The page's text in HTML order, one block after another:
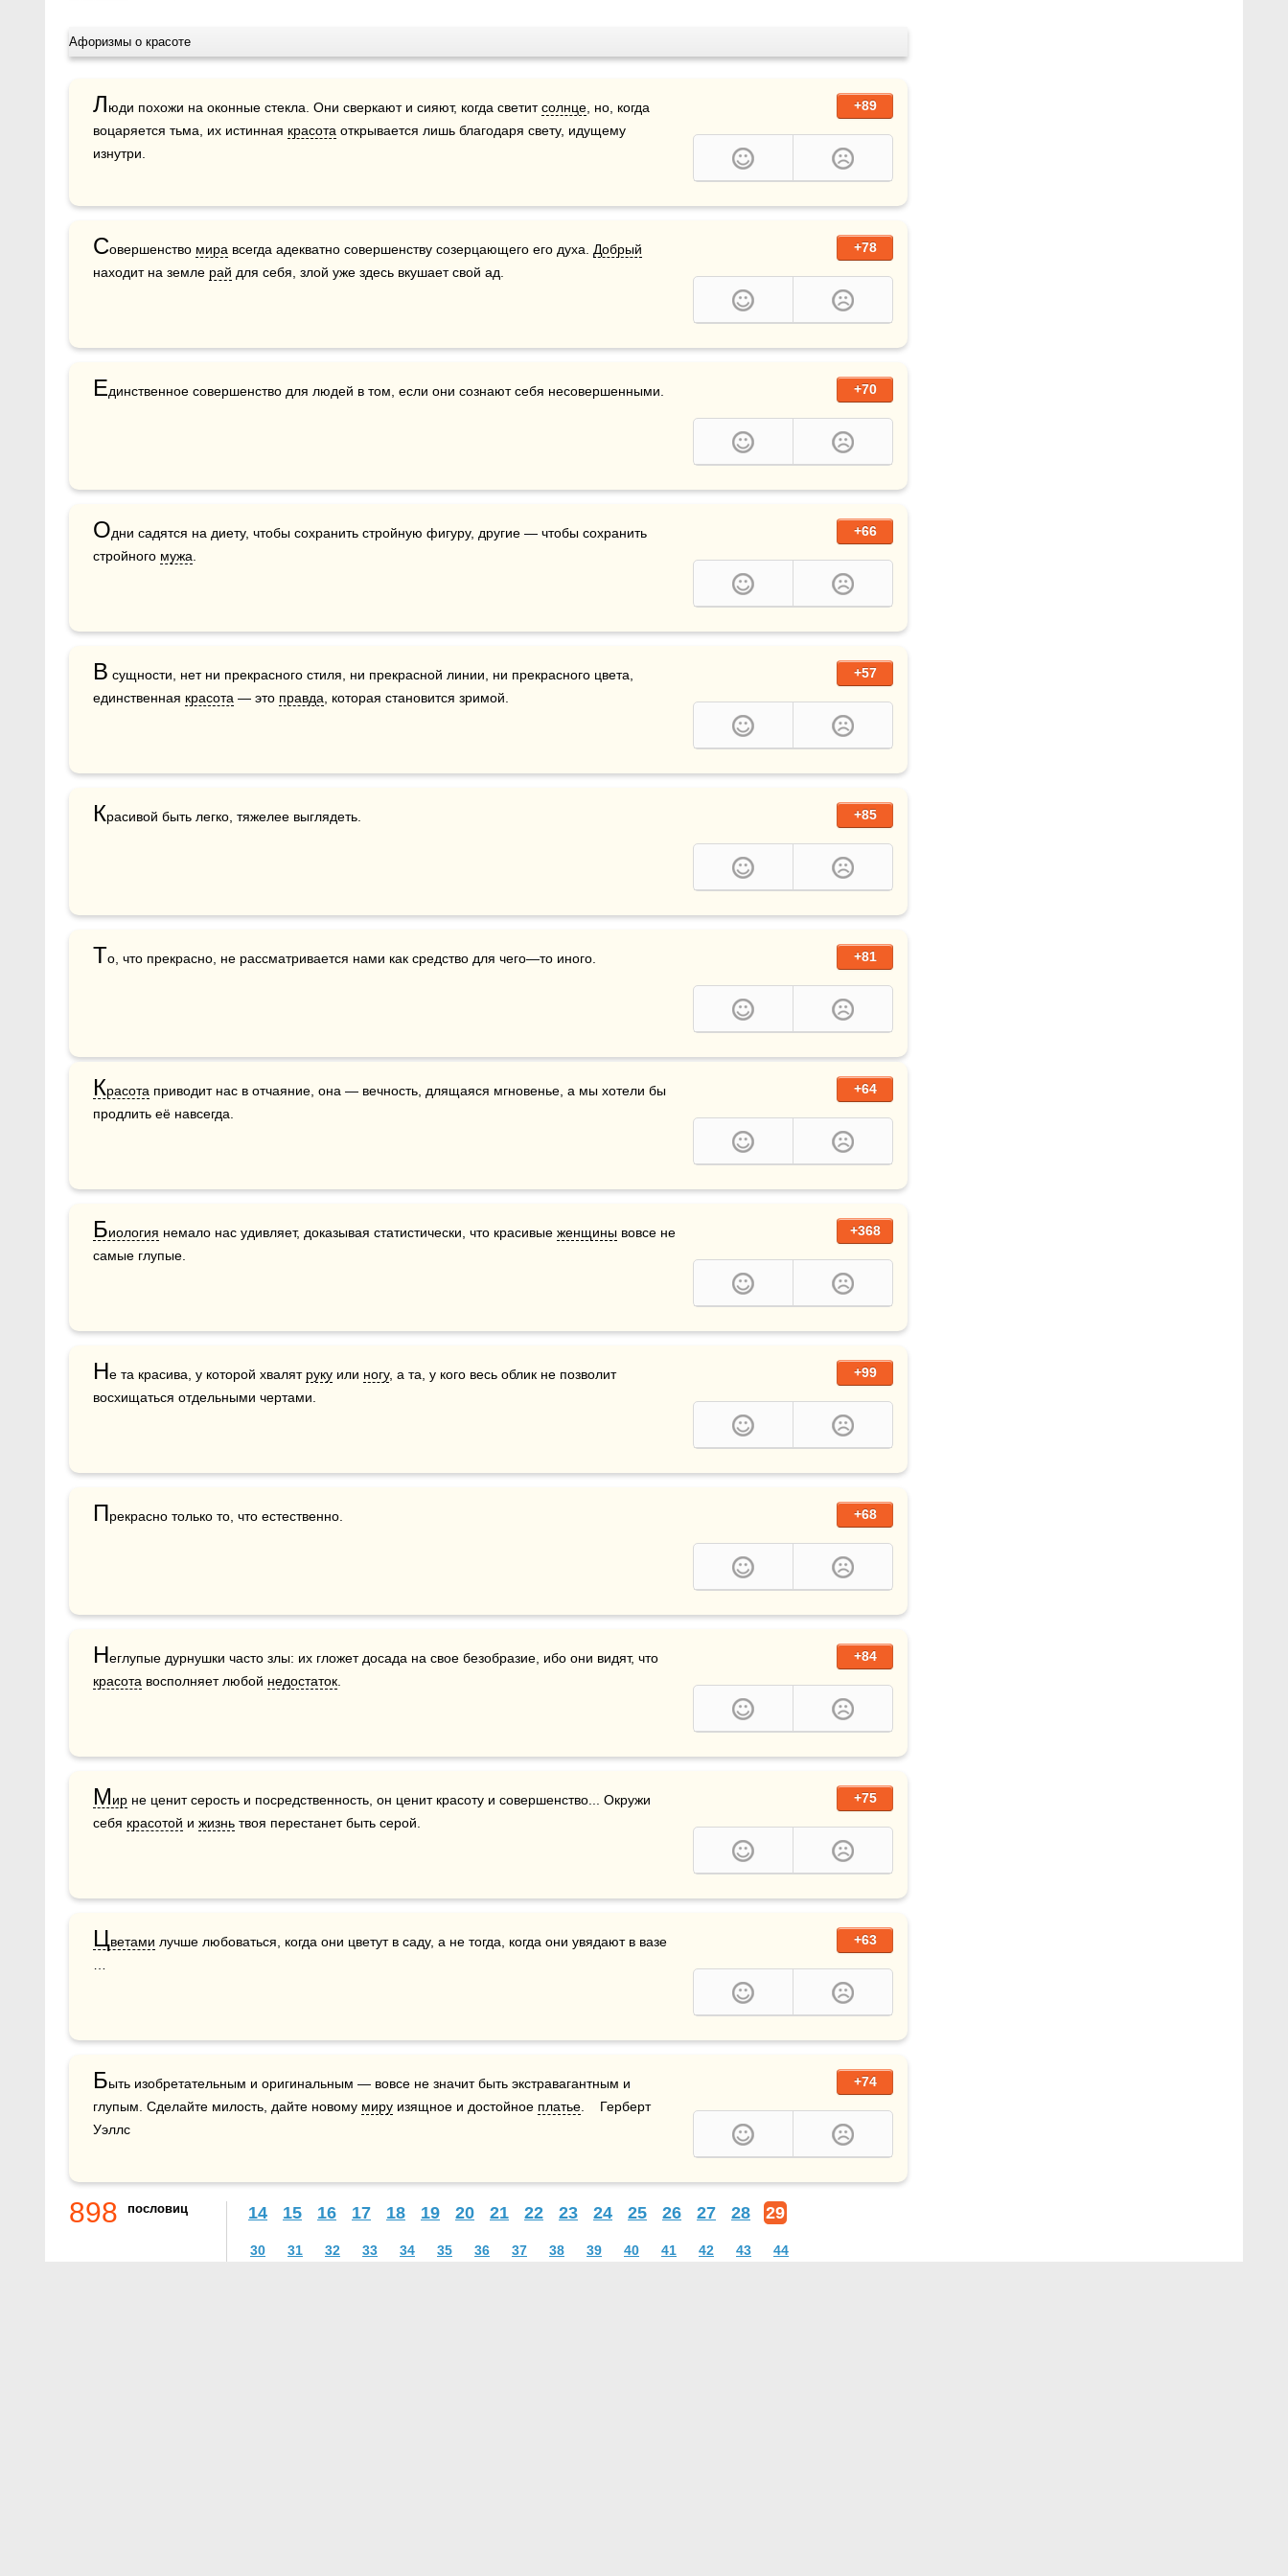
Афоризмы о красоте
+89
Люди похожи на оконные стекла. Они сверкают и сияют, когда светит солнце , но, когда
воцаряется тьма, их истинная красота открывается лишь благодаря свету, идущему
изнутри.
+78
Совершенство мира всегда адекватно совершенству созерцающего его духа. Добрый
находит на земле рай для себя, злой уже здесь вкушает свой ад.
+70
Единственное совершенство для людей в том, если они сознают себя несовершенными.
+66
Одни садятся на диету, чтобы сохранить стройную фигуру, другие — чтобы сохранить
стройного мужа
+57
В сущности, нет ни прекрасного стиля, ни прекрасной линии, ни прекрасного цвета,
единственная красота — это правда , которая становится зримой.
+85
Красивой быть легко, тяжелее выглядеть.
+81
То, что прекрасно, не рассматривается нами как средство для чего—то иного.
+64
Красота приводит нас в отчаяние, она — вечность, длящаяся мгновенье, а мы хотели бы
продлить её навсегда.
+368
Биология немало нас удивляет, доказывая статистически, что красивые женщины вовсе не
самые глупые.
+99
Не та красива, у которой хвалят руку или ногу, а та, у кого весь облик не позволит
восхищаться отдельными чертами.
+68
Прекрасно только то, что естественно.
+84
Н
красота восполняет любой недостаток
+75
Мир не ценит серость и посредственность, он ценит красоту и совершенство... Окружи
себя красотой и жизнь твоя перестанет быть серой.
+63
Цветами лучше любоваться, когда они цветут в саду, а не тогда, когда они увядают в вазе
+74
Быть изобретательным и оригинальным — вовсе не значит быть экстравагантным и
глупым. Сделайте милость, дайте новому миру изящное и достойное платье .    Герберт
Уэллс
898 пословиц 14 15 16 17 18 19 20 21 22 23 24 25 26 27 28 29
30 31 32 33 34 35 36 37 38 39 40 41 42 43 44